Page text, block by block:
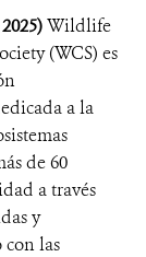
Wildlife
(WCS) es
a la
de 60
a través
y
las